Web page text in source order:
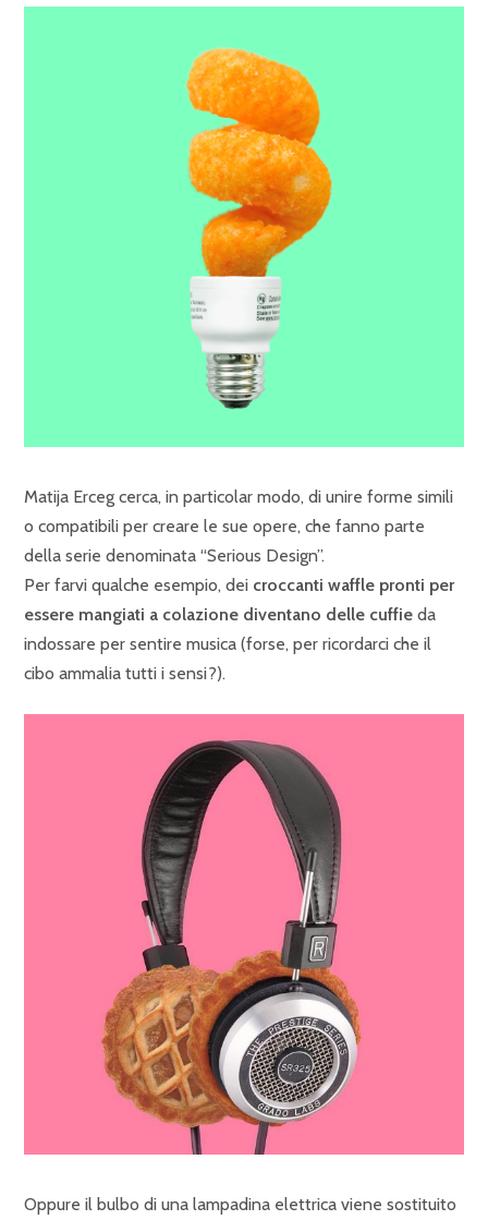
Matija Erceg cerca, in particolar modo, di unire forme simili
o compatibili per creare le sue opere, che fanno parte
della serie denominata “Serious Design”.
Per farvi qualche esempio, dei croccanti waffle pronti per
essere mangiati a colazione diventano delle cuffie da
indossare per sentire musica (forse, per ricordarci che il
cibo ammalia tutti i sensi?).
Oppure il bulbo di una lampadina elettrica viene sostituito